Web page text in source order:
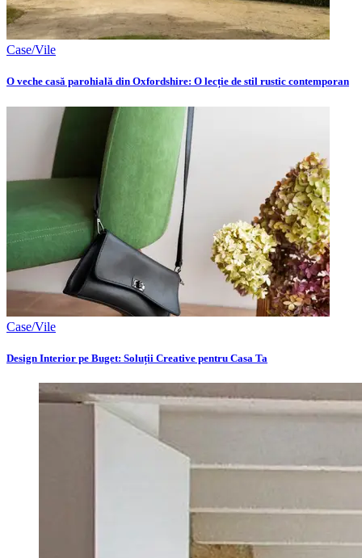
Case/Vile
O veche casă parohială din Oxfordshire: O lecție de stil rustic contemporan
Case/Vile
Design Interior pe Buget: Soluții Creative pentru Casa Ta